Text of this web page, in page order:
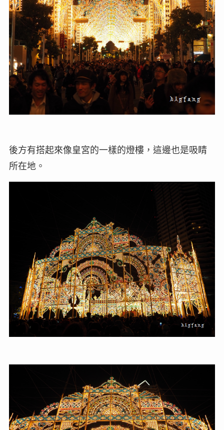
後方有搭起來像皇宮的一樣的燈樓，這邊也是吸睛
所在地。